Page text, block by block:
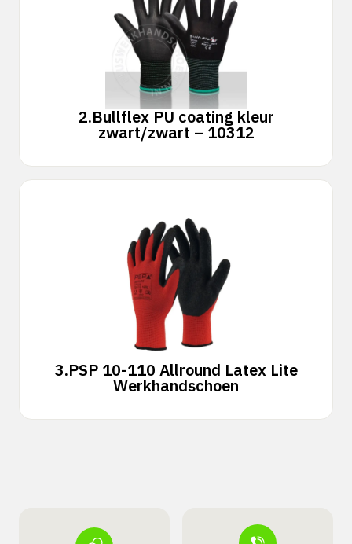
2.Bullflex PU coating kleur
zwart/zwart – 10312
3.PSP 10-110 Allround Latex Lite
Werkhandschoen